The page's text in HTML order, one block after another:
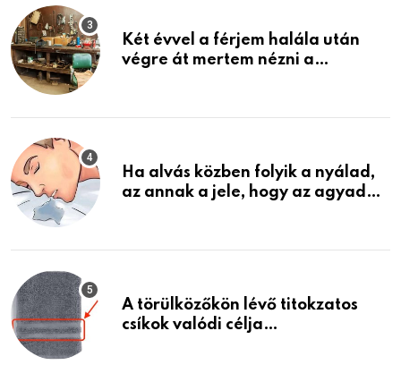
Két évvel a férjem halála után
végre át mertem nézni a
életemet
Ha alvás közben folyik a nyálad,
az annak a jele, hogy az agyad…
A törülközőkön lévő titokzatos
csíkok valódi célja…